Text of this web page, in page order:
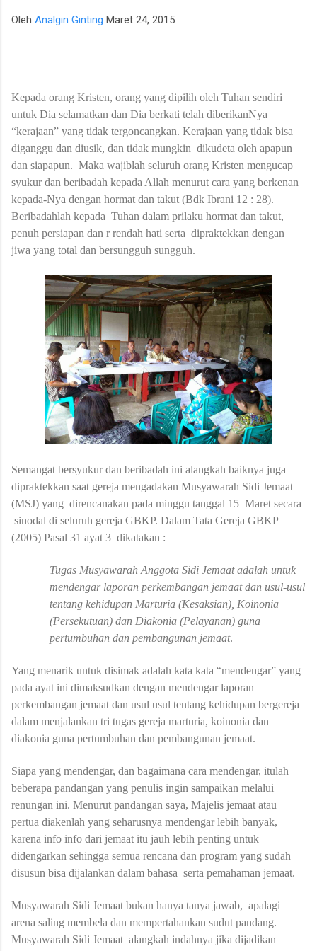
para talenta muda berpotensi tinggi seperti IM Satria Duta
Oleh Analgin Ginting Maret 24, 2015
Kepada orang Kristen, orang yang dipilih oleh Tuhan sendiri
untuk Dia selamatkan dan Dia berkati telah diberikanNya
“kerajaan” yang tidak tergoncangkan. Kerajaan yang tidak bisa
diganggu dan diusik, dan tidak mungkin dikudeta oleh apapun
dan siapapun. Maka wajiblah seluruh orang Kristen mengucap
syukur dan beribadah kepada Allah menurut cara yang berkenan
kepada-Nya dengan hormat dan takut (Bdk Ibrani 12 : 28).
Beribadahlah kepada Tuhan dalam prilaku hormat dan takut,
penuh persiapan dan r rendah hati serta dipraktekkan dengan
jiwa yang total dan bersungguh sungguh.
Semangat bersyukur dan beribadah ini alangkah baiknya juga
dipraktekkan saat gereja mengadakan Musyawarah Sidi Jemaat
(MSJ) yang direncanakan pada minggu tanggal 15 Maret secara
sinodal di seluruh gereja GBKP. Dalam Tata Gereja GBKP
(2005) Pasal 31 ayat 3 dikatakan :
Tugas Musyawarah Anggota Sidi Jemaat adalah untuk
mendengar laporan perkembangan jemaat dan usul-usul
tentang kehidupan Marturia (Kesaksian), Koinonia
(Persekutuan) dan Diakonia (Pelayanan) guna
pertumbuhan dan pembangunan jemaat.
Yang menarik untuk disimak adalah kata kata “mendengar” yang
pada ayat ini dimaksudkan dengan mendengar laporan
perkembangan jemaat dan usul usul tentang kehidupan bergereja
dalam menjalankan tri tugas gereja marturia, koinonia dan
diakonia guna pertumbuhan dan pembangunan jemaat.
Siapa yang mendengar, dan bagaimana cara mendengar, itulah
beberapa pandangan yang penulis ingin sampaikan melalui
renungan ini. Menurut pandangan saya, Majelis jemaat atau
pertua diakenlah yang seharusnya mendengar lebih banyak,
karena info info dari jemaat itu jauh lebih penting untuk
didengarkan sehingga semua rencana dan program yang sudah
disusun bisa dijalankan dalam bahasa serta pemahaman jemaat.
Musyawarah Sidi Jemaat bukan hanya tanya jawab, apalagi
arena saling membela dan mempertahankan sudut pandang.
Musyawarah Sidi Jemaat alangkah indahnya jika dijadikan